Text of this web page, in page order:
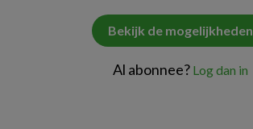
Bekijk de mogelijkheden
Al abonnee? Log dan in